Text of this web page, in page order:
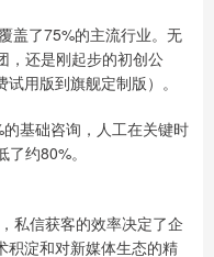
盖了75%的主流行业。无
，还是刚起步的初创公
用版到旗舰定制版）。
基础咨询，人工在关键时
约80%。
私信获客的效率决定了企
积淀和对新媒体生态的精